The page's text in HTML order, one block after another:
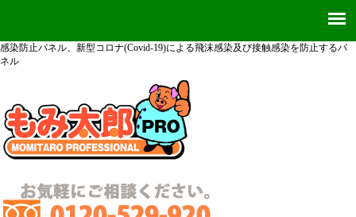
感染防止パネル、新型コロナ(Covid-19)による飛沫感染及び接触感染を防止するパ
ネル